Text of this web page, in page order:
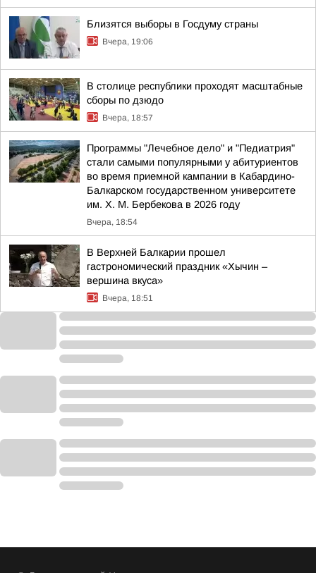
Близятся выборы в Госдуму страны
Вчера, 19:06
В столице республики проходят масштабные
сборы по дзюдо
Вчера, 18:57
Программы "Лечебное дело" и "Педиатрия"
стали самыми популярными у абитуриентов
во время приемной кампании в Кабардино-
Балкарском государственном университете
им. Х. М. Бербекова в 2026 году
Вчера, 18:54
В Верхней Балкарии прошел
гастрономический праздник «Хычин –
вершина вкуса»
Вчера, 18:51